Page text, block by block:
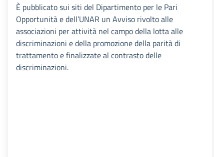
È pubblicato sui siti del Dipartimento per le Pari
Opportunità e dell’UNAR un Avviso rivolto alle
associazioni per attività nel campo della lotta alle
discriminazioni e della promozione della parità di
trattamento e finalizzate al contrasto delle
discriminazioni.